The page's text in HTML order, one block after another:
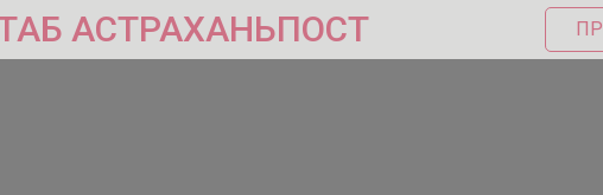
АСТРАХАНЬПОСТ